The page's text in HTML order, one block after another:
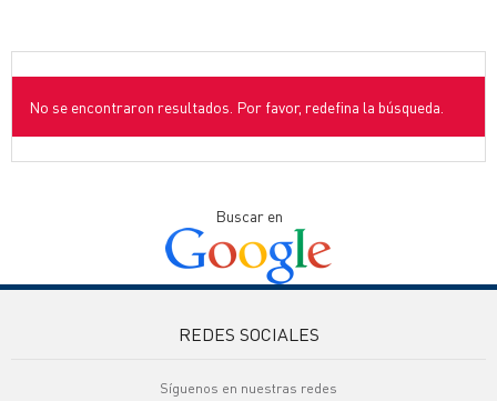
No se encontraron resultados. Por favor, redefina la búsqueda.
Buscar en
REDES SOCIALES
Síguenos en nuestras redes